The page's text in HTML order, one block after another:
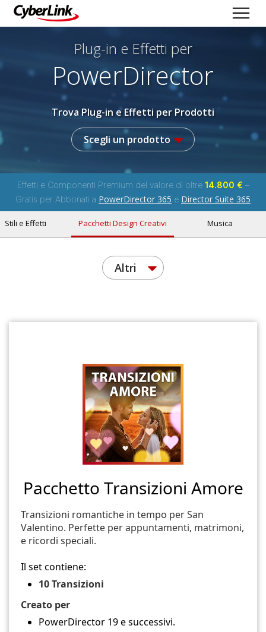
Plug-in e Effetti per
PowerDirector
Trova Plug-in e Effetti per Prodotti
Scegli un prodotto
Effetti e Componenti Premium del valore di oltre 14.800 € –
Gratis per Abbonati a PowerDirector 365 e Director Suite 365
Stili e Effetti Pacchetti Design Creativi Musica
Altri
Pacchetto Transizioni Amore
Transizioni romantiche in tempo per San
Valentino. Perfette per appuntamenti, matrimoni,
e ricordi speciali.
Il set contiene:
10 Transizioni
Creato per
PowerDirector 19 e successivi.